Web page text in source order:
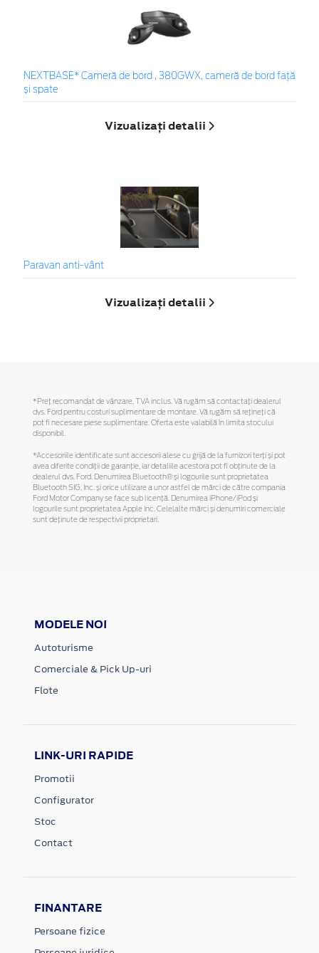
NEXTBASE* Cameră de bord , 380GWX, cameră de bord față
și spate
Vizualizați detalii
Paravan anti-vânt
Vizualizați detalii
*Preţ recomandat de vânzare, TVA inclus. Vă rugăm să contactaţi dealerul
dvs. Ford pentru costuri suplimentare de montare. Vă rugăm să reţineţi că
pot fi necesare piese suplimentare. Oferta este valabilă în limita stocului
disponibil.
*Accesoriile identificate sunt accesorii alese cu grijă de la furnizori terți și pot
avea diferite condiții de garanție, iar detaliile acestora pot fi obținute de la
dealerul dvs. Ford. Denumirea Bluetooth® și logourile sunt proprietatea
Bluetooth SIG, Inc. și orice utilizare a unor astfel de mărci de către compania
Ford Motor Company se face sub licență. Denumirea iPhone/iPod și
logourile sunt proprietatea Apple Inc. Celelalte mărci și denumiri comerciale
sunt deținute de respectivii proprietari.
MODELE NOI
Autoturisme
Comerciale & Pick Up-uri
Flote
LINK-URI RAPIDE
Promotii
Configurator
Stoc
Contact
FINANTARE
Persoane fizice